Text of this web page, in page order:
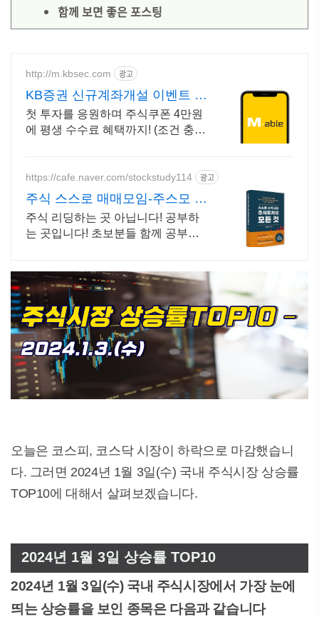
함께 보면 좋은 포스팅
http://m.kbsec.com 광고
KB증권 신규계좌개설 이벤트 국
내주식쿠폰 최대 5만원
첫 투자를 응원하며 주식쿠폰 4만원
에 평생 수수료 혜택까지! (조건 충족
https://cafe.naver.com/stockstudy114 광고
주식 스스로 매매모임-주스모 스
스로 공부법을 배웁니다 !
주식 리딩하는 곳 아닙니다! 공부하
는 곳입니다! 초보분들 함께 공부하
오늘은 코스피, 코스닥 시장이 하락으로 마감했습니
다. 그러면 2024년 1월 3일(수) 국내 주식시장 상승률
TOP10에 대해서 살펴보겠습니다.
2024년 1월 3일 상승률 TOP10
2024년 1월 3일(수) 국내 주식시장에서 가장 눈에
띄는 상승률을 보인 종목은 다음과 같습니다